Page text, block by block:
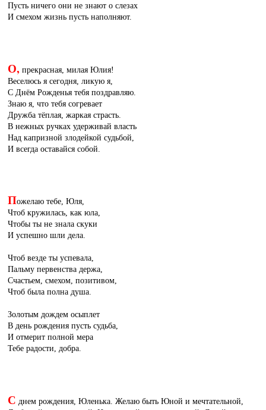
Пусть ничего они не знают о слезах
И смехом жизнь пусть наполняют.
О, прекрасная, милая Юлия!
Веселюсь я сегодня, ликую я,
С Днём Рожденья тебя поздравляю.
Знаю я, что тебя согревает
Дружба тёплая, жаркая страсть.
В нежных ручках удерживай власть
Над капризной злодейкой судьбой,
И всегда оставайся собой.
Пожелаю тебе, Юля,
Чтоб кружилась, как юла,
Чтобы ты не знала скуки
И успешно шли дела.
Чтоб везде ты успевала,
Пальму первенства держа,
Счастьем, смехом, позитивом,
Чтоб была полна душа.
Золотым дождем осыплет
В день рождения пусть судьба,
И отмерит полной мера
Тебе радости, добра.
С днем рождения, Юленька. Желаю быть Юной и мечтательной,